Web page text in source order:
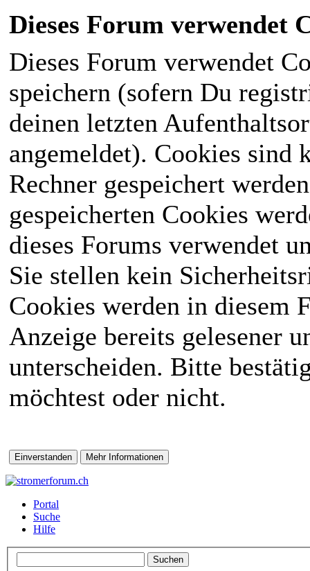
Dieses Forum verwendet
Dieses Forum verwendet
speichern (sofern Du
deinen letzten
angemeldet). Cookies sind
Rechner gespeichert
gespeicherten Cookies
dieses Forums verwendet
Sie stellen kein
Cookies werden in diesem
Anzeige bereits gelesener
unterscheiden. Bitte
möchtest oder nicht.
Portal
Suche
Hilfe